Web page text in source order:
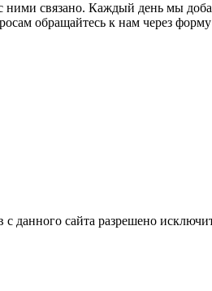
связано. Каждый день мы
обращайтесь к нам через форму
данного сайта разрешено